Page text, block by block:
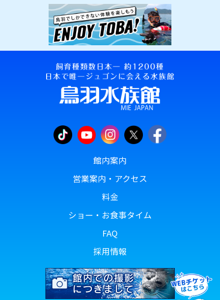
館内案内
営業案内・アクセス
料金
ショー・お食事タイム
FAQ
採用情報